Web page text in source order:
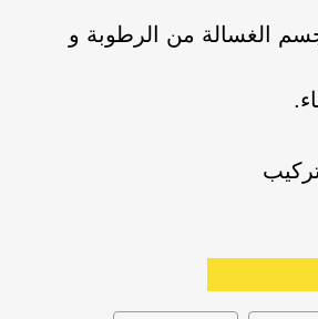
الغسالة من الرطوبة و